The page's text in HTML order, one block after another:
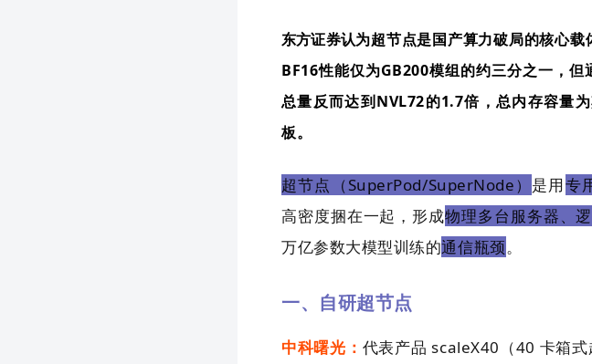
东方证券认为超节点是国产算力破局的核心载
BF16性能仅为GB200模组的约三分之一，
总量反而达到NVL72的1.7倍，总内存容量为
板。
超节点（SuperPod/SuperNode） 是用专
高密度捆在一起，形成物理多台服务器、
万亿参数大模型训练的通信瓶颈。
一、自研超节点
中科曙光： 代表产品 scaleX40（40 卡箱